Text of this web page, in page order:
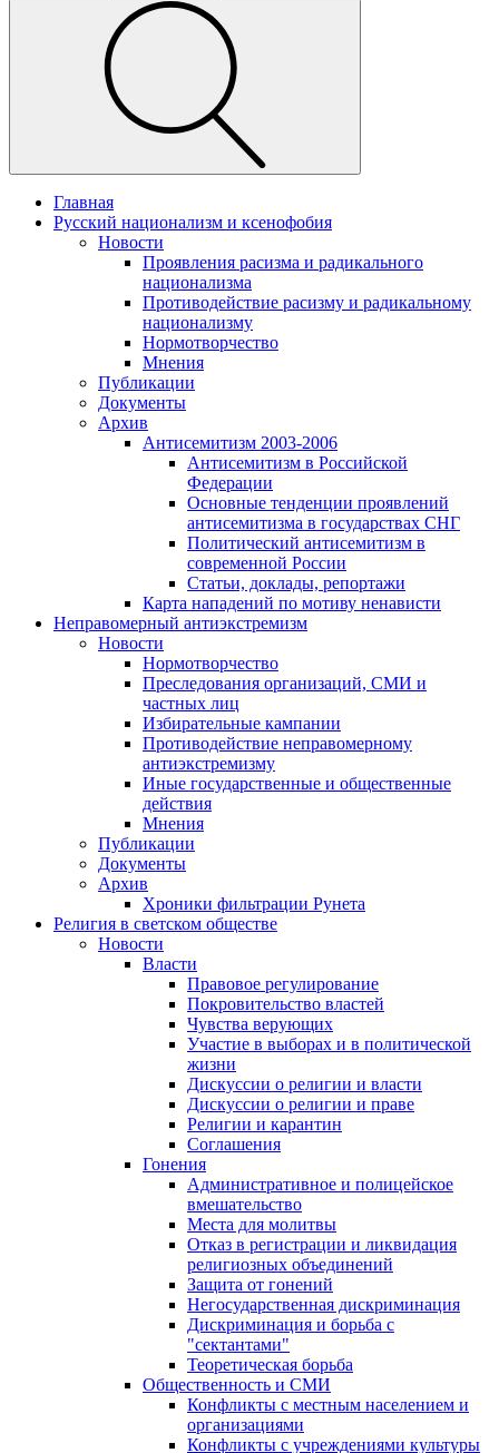
Главная
Русский национализм и ксенофобия
Новости
Проявления расизма и радикального
национализма
Противодействие расизму и радикальному
национализму
Нормотворчество
Мнения
Публикации
Документы
Архив
Антисемитизм 2003-2006
Антисемитизм в Российской
Федерации
Основные тенденции проявлений
антисемитизма в государствах СНГ
Политический антисемитизм в
современной России
Статьи, доклады, репортажи
Карта нападений по мотиву ненависти
Неправомерный антиэкстремизм
Новости
Нормотворчество
Преследования организаций, СМИ и
частных лиц
Избирательные кампании
Противодействие неправомерному
антиэкстремизму
Иные государственные и общественные
действия
Мнения
Публикации
Документы
Архив
Хроники фильтрации Рунета
Религия в светском обществе
Новости
Власти
Правовое регулирование
Покровительство властей
Чувства верующих
Участие в выборах и в политической
жизни
Дискуссии о религии и власти
Дискуссии о религии и праве
Религии и карантин
Соглашения
Гонения
Административное и полицейское
вмешательство
Места для молитвы
Отказ в регистрации и ликвидация
религиозных объединений
Защита от гонений
Негосударственная дискриминация
Дискриминация и борьба с
"сектантами"
Теоретическая борьба
Общественность и СМИ
Конфликты с местным населением и
организациями
Конфликты с учреждениями культуры